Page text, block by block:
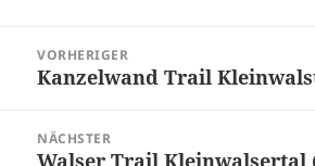
VORHERIGER
Vorheriger
Kanzelwand Trail
NÄCHSTER
Nächster
Walser Trail Kleinwalsertal